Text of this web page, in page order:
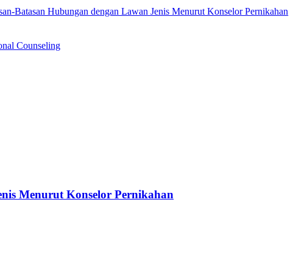
Batasan Hubungan dengan Lawan Jenis Menurut Konselor Pernikahan
Counseling
Menurut Konselor Pernikahan